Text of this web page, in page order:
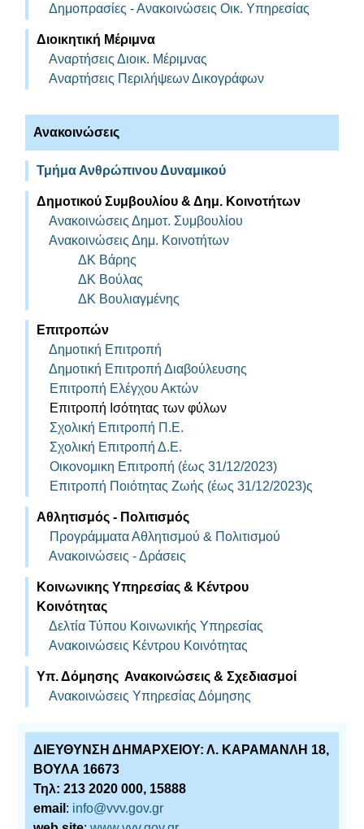
Δημοπρασίες - Ανακοινώσεις Οικ. Υπηρεσίας
Διοικητική Μέριμνα
Αναρτήσεις Διοικ. Μέριμνας
Αναρτήσεις Περιλήψεων Δικογράφων
Ανακοινώσεις
Τμήμα Ανθρώπινου Δυναμικού
Δημοτικού Συμβουλίου & Δημ. Κοινοτήτων
Ανακοινώσεις Δημοτ. Συμβουλίου
Ανακοινώσεις Δημ. Κοινοτήτων
ΔΚ Βάρης
ΔΚ Βούλας
ΔΚ Βουλιαγμένης
Επιτροπών
Δημοτική Επιτροπή
Δημοτική Επιτροπή Διαβούλευσης
Επιτροπή Ελέγχου Ακτών
Επιτροπή Ισότητας των φύλων
Σχολική Επιτροπή Π.Ε.
Σχολική Επιτροπή Δ.Ε.
Οικονομικη Επιτροπή (έως 31/12/2023)
Επιτροπή Ποιότητας Ζωής (έως 31/12/2023)ς
Αθλητισμός - Πολιτισμός
Προγράμματα Αθλητισμού & Πολιτισμού
Ανακοινώσεις - Δράσεις
Κοινωνικης Υπηρεσίας & Κέντρου
Κοινότητας
Δελτία Τύπου Κοινωνικής Υπηρεσίας
Ανακοινώσεις Κέντρου Κοινότητας
Υπ. Δόμησης Ανακοινώσεις & Σχεδιασμοί
Ανακοινώσεις Υπηρεσίας Δόμησης
ΔΙΕΥΘΥΝΣΗ ΔΗΜΑΡΧΕΙΟΥ: Λ. ΚΑΡΑΜΑΝΛΗ 18,
ΒΟΥΛΑ 16673
Τηλ: 213 2020 000, 15888
email : info@vvv.gov.gr